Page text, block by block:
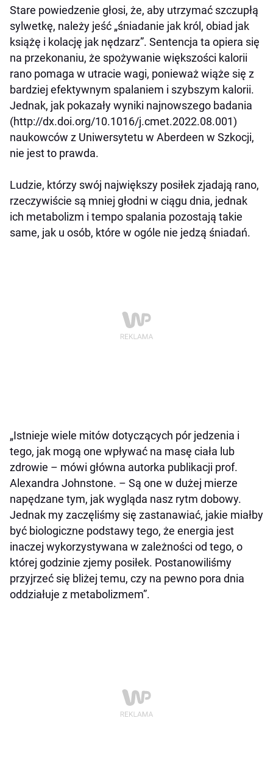
Stare powiedzenie głosi, że, aby utrzymać szczupłą
sylwetkę, należy jeść „śniadanie jak król, obiad jak
książę i kolację jak nędzarz”. Sentencja ta opiera się
na przekonaniu, że spożywanie większości kalorii
rano pomaga w utracie wagi, ponieważ wiąże się z
bardziej efektywnym spalaniem i szybszym kalorii.
Jednak, jak pokazały wyniki najnowszego badania
(http://dx.doi.org/10.1016/j.cmet.2022.08.001)
naukowców z Uniwersytetu w Aberdeen w Szkocji,
nie jest to prawda.
Ludzie, którzy swój największy posiłek zjadają rano,
rzeczywiście są mniej głodni w ciągu dnia, jednak
ich metabolizm i tempo spalania pozostają takie
same, jak u osób, które w ogóle nie jedzą śniadań.
„Istnieje wiele mitów dotyczących pór jedzenia i
tego, jak mogą one wpływać na masę ciała lub
zdrowie – mówi główna autorka publikacji prof.
Alexandra Johnstone. – Są one w dużej mierze
napędzane tym, jak wygląda nasz rytm dobowy.
Jednak my zaczęliśmy się zastanawiać, jakie miałby
być biologiczne podstawy tego, że energia jest
inaczej wykorzystywana w zależności od tego, o
której godzinie zjemy posiłek. Postanowiliśmy
przyjrzeć się bliżej temu, czy na pewno pora dnia
oddziałuje z metabolizmem”.